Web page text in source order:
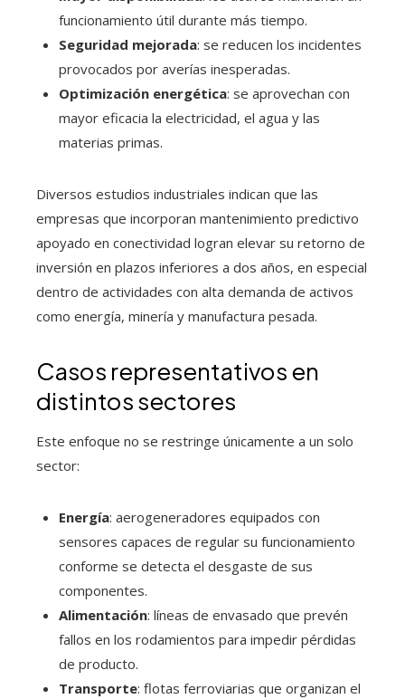
funcionamiento útil durante más tiempo.
Seguridad mejorada: se reducen los incidentes
provocados por averías inesperadas.
Optimización energética: se aprovechan con
mayor eficacia la electricidad, el agua y las
materias primas.
Diversos estudios industriales indican que las
empresas que incorporan mantenimiento predictivo
apoyado en conectividad logran elevar su retorno de
inversión en plazos inferiores a dos años, en especial
dentro de actividades con alta demanda de activos
como energía, minería y manufactura pesada.
Casos representativos en
distintos sectores
Este enfoque no se restringe únicamente a un solo
sector:
Energía: aerogeneradores equipados con
sensores capaces de regular su funcionamiento
conforme se detecta el desgaste de sus
componentes.
Alimentación: líneas de envasado que prevén
fallos en los rodamientos para impedir pérdidas
de producto.
Transporte: flotas ferroviarias que organizan el